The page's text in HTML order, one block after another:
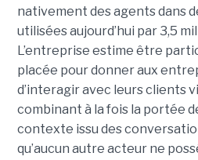
nativement des agents dans
utilisées aujourd’hui par 3,5
L’entreprise estime être
placée pour donner aux
d’interagir avec leurs clients
combinant à la fois la portée
contexte issu des
qu’aucun autre acteur ne